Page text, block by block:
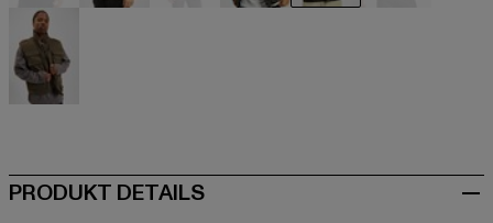
beige
PRODUKT DETAILS